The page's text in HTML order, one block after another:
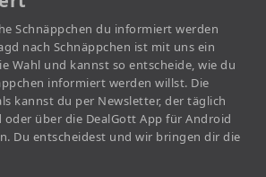
Schnäppchen du informiert werden
nach Schnäppchen ist mit uns ein
Wahl und kannst so entscheide, wie du
informiert werden willst. Die
kannst du per Newsletter, der täglich
über die DealGott App für Android
Du entscheidest und wir bringen dir die